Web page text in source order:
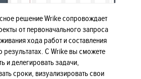
решение Wrike сопровождает
от первоначального запроса
хода работ и составления
результатах. С Wrike вы сможете
и делегировать задачи,
сроки, визуализировать свои